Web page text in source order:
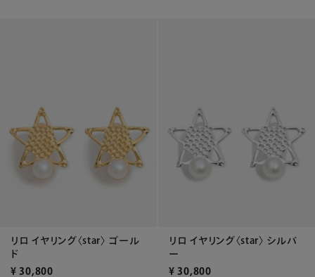
リロ イヤリング〈star〉 ゴール
ド
¥ 30,800
リロ イヤリング〈star〉 シルバ
ー
¥ 30,800